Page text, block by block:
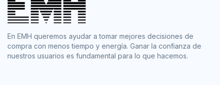
En EMH queremos ayudar a tomar mejores decisiones de
compra con menos tiempo y energía. Ganar la confianza de
nuestros usuarios es fundamental para lo que hacemos.